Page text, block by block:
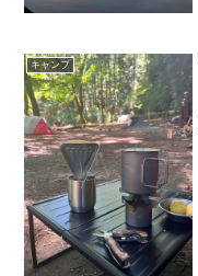
キャンプ